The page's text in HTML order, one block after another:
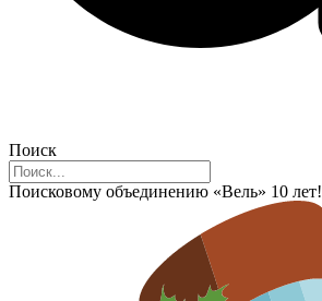
Поиск
Поисковому объединению «Вель» 10 лет!